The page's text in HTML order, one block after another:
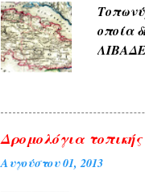
οποία
και
Δρομολόγια
Αυγούστου 01, 2013